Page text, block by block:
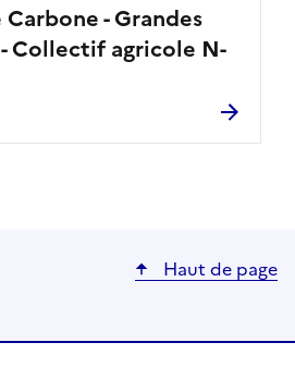
- Grandes
Collectif agricole N-
Haut de page